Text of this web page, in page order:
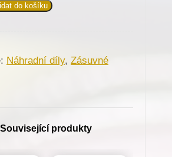
do košíku
Náhradní díly, Zásuvné
Související produkty